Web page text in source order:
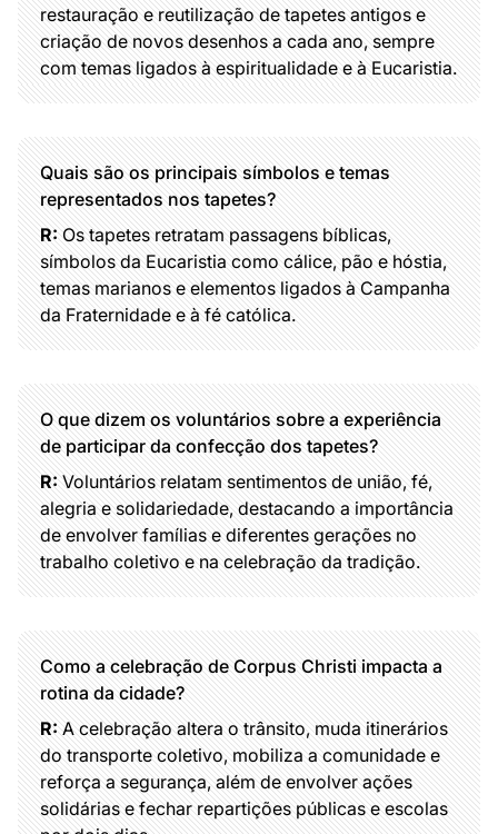
restauração e reutilização de tapetes antigos e
criação de novos desenhos a cada ano, sempre
com temas ligados à espiritualidade e à Eucaristia.
Quais são os principais símbolos e temas
representados nos tapetes?
R:Os tapetes retratam passagens bíblicas,
símbolos da Eucaristia como cálice, pão e hóstia,
temas marianos e elementos ligados à Campanha
da Fraternidade e à fé católica.
O que dizem os voluntários sobre a experiência
de participar da confecção dos tapetes?
R:Voluntários relatam sentimentos de união, fé,
alegria e solidariedade, destacando a importância
de envolver famílias e diferentes gerações no
trabalho coletivo e na celebração da tradição.
Como a celebração de Corpus Christi impacta a
rotina da cidade?
R:A celebração altera o trânsito, muda itinerários
do transporte coletivo, mobiliza a comunidade e
reforça a segurança, além de envolver ações
solidárias e fechar repartições públicas e escolas